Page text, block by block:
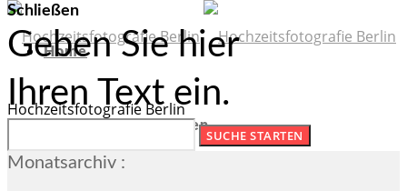
Hochzeitsfotografie Berlin
Home
Fotografie/Leistungen
Schließen
Geben Sie hier
Ihren Text ein.
Monatsarchiv :